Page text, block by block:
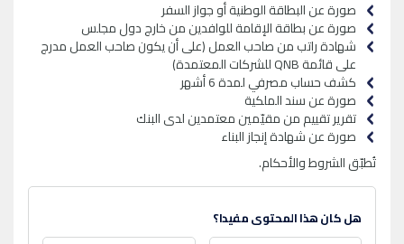
صورة عن البطاقة الوطنية أو جواز السفر
صورة عن بطاقة الإقامة للوافدين من خارج دول مجلس
شهادة راتب من صاحب العمل (على أن يكون صاحب العمل مدرج
على قائمةQNBللشركات المعتمدة)
كشف حساب مصرفي لمدة 6 أشهر
صورة عن سند الملكية
تقرير تقييم من مقيّمين معتمدين لدى البنك
صورة عن شهادة إنجاز البناء
تُطبّق الشروط والأحكام.
هل كان هذا المحتوى مفيدا؟